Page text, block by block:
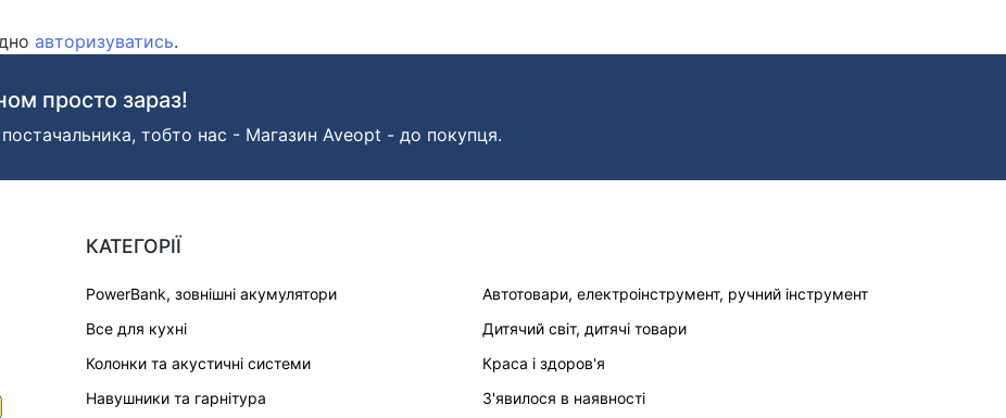
авторизуватись.
просто зараз!
тобто нас - Магазин Aveopt - до покупця.
КАТЕГОРІЇ
PowerBank, зовнішні акумулятори
Автотовари, електроінструмент, ручний інструмент
Все для кухні
Дитячий світ, дитячі товари
Колонки та акустичні системи
Краса і здоров'я
Навушники та гарнітура
З'явилося в наявності